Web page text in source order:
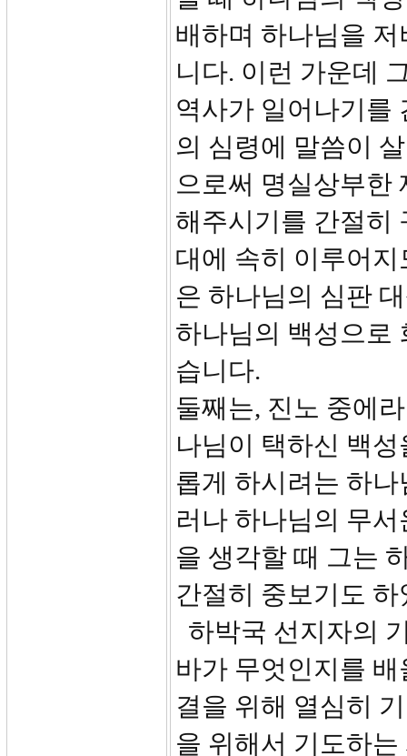
배하며 하나님을
니다. 이런 가운데
역사가 일어나기를
의 심령에 말씀이
으로써 명실상부한
해주시기를 간절히
대에 속히 이루어
은 하나님의 심판
하나님의 백성으로
습니다.
둘째는, 진노 중에
나님이 택하신 백
롭게 하시려는 하
러나 하나님의 무
을 생각할 때 그는
간절히 중보기도
하박국 선지자의
바가 무엇인지를
결을 위해 열심히
을 위해서 기도하